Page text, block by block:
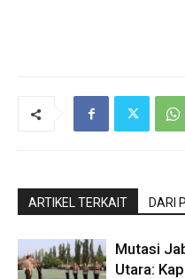
ARTIKEL TERKAIT DARI
Mutasi
Utara: